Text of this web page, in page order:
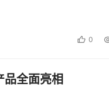
0
全面亮相